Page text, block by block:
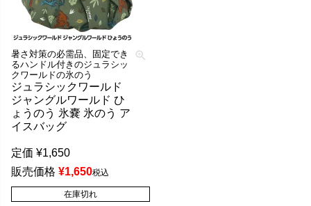
暑さ対策の必需品、固定でき
るハンドル付きのジュラシッ
クワールドの氷のう
ジュラシックワールド
ジャングルワールド ひ
ょうのう 氷嚢 氷のう ア
イスバッグ
定価 ¥1,650
販売価格 ¥1,650税込
在庫切れ